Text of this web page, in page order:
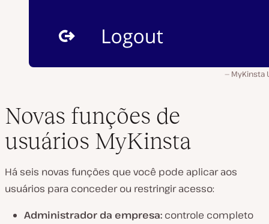
MyKinsta
Novas funções de
usuários MyKinsta
Há seis novas funções que você pode aplicar aos
usuários para conceder ou restringir acesso:
Administrador da empresa: controle completo